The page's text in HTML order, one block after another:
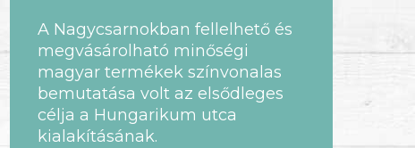
A Nagycsarnokban fellelhető és
megvásárolható minőségi
magyar termékek színvonalas
bemutatása volt az elsődleges
célja a Hungarikum utca
kialakításának.